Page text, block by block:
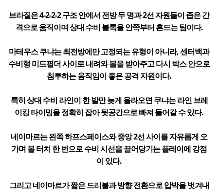
브라질은 4-2-2-2 구조 안에서 전방 두 명과 2선 자원들이 좁은 간
격으로 움직이며 상대 수비 블록을 안쪽부터 흔드는 팀이다.
마테우스 쿠냐는 최전방에만 고정되는 유형이 아니라, 센터백과
수비형 미드필더 사이로 내려와 볼을 받아주고 다시 박스 안으로
침투하는 움직임이 좋은 공격 자원이다.
특히 상대 수비 라인이 한 발만 늦게 올라오면 쿠냐는 라인 브레
이킹 타이밍을 정확히 잡아 뒷공간으로 빠져 들어갈 수 있다.
네이마르는 왼쪽 하프스페이스와 중앙 2선 사이를 자유롭게 오
가며 볼 터치 한 번으로 수비 시선을 끌어당기는 플레이에 강점
이 있다.
그리고 네이마르가 짧은 드리블과 방향 전환으로 압박을 벗겨내